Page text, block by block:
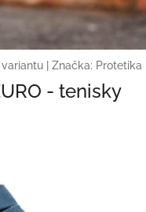
Značka: Protetika
- tenisky